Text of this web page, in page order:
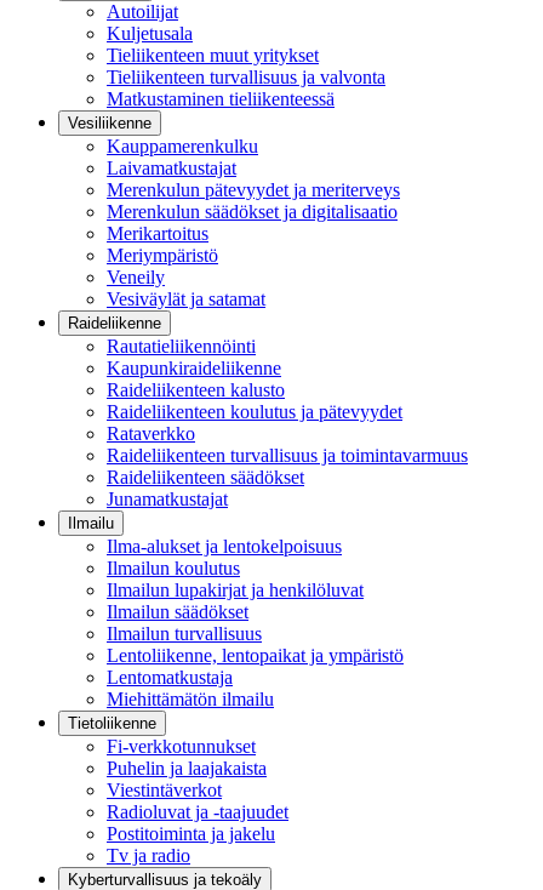
Autoilijat
Kuljetusala
Tieliikenteen muut yritykset
Tieliikenteen turvallisuus ja valvonta
Matkustaminen tieliikenteessä
Vesiliikenne
Kauppamerenkulku
Laivamatkustajat
Merenkulun pätevyydet ja meriterveys
Merenkulun säädökset ja digitalisaatio
Merikartoitus
Meriympäristö
Veneily
Vesiväylät ja satamat
Raideliikenne
Rautatieliikennöinti
Kaupunkiraideliikenne
Raideliikenteen kalusto
Raideliikenteen koulutus ja pätevyydet
Rataverkko
Raideliikenteen turvallisuus ja toimintavarmuus
Raideliikenteen säädökset
Junamatkustajat
Ilmailu
Ilma-alukset ja lentokelpoisuus
Ilmailun koulutus
Ilmailun lupakirjat ja henkilöluvat
Ilmailun säädökset
Ilmailun turvallisuus
Lentoliikenne, lentopaikat ja ympäristö
Lentomatkustaja
Miehittämätön ilmailu
Tietoliikenne
Fi-verkkotunnukset
Puhelin ja laajakaista
Viestintäverkot
Radioluvat ja -taajuudet
Postitoiminta ja jakelu
Tv ja radio
Kyberturvallisuus ja tekoäly